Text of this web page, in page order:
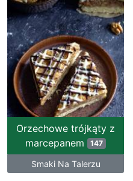
Orzechowe trójkąty z
marcepanem 147
Smaki Na Talerzu